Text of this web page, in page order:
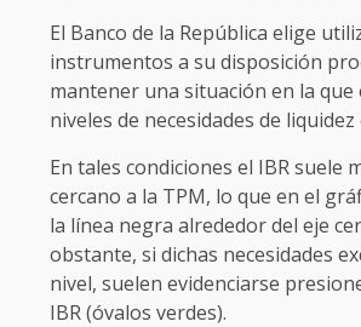
El Banco de la República elige
instrumentos a su disposición
mantener una situación en la que
niveles de necesidades de
En tales condiciones el IBR suele
cercano a la TPM, lo que en el
la línea negra alrededor del eje
obstante, si dichas necesidades
nivel, suelen evidenciarse
IBR (óvalos verdes).